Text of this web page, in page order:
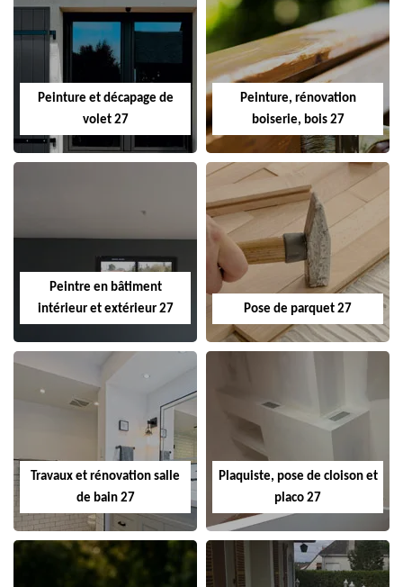
Peinture et décapage de
volet 27
Peinture, rénovation
boiserie, bois 27
Peintre en bâtiment
intérieur et extérieur 27
Pose de parquet 27
Travaux et rénovation salle
de bain 27
Plaquiste, pose de cloison et
placo 27